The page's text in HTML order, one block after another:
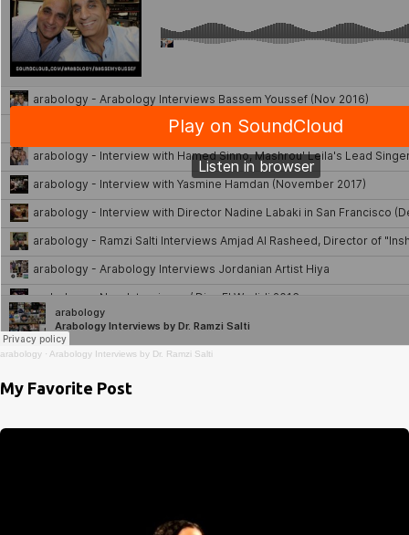
arabology · Arabology Interviews by Dr. Ramzi Salti
My Favorite Post